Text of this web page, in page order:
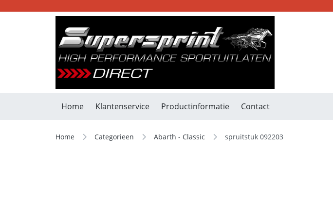
Home Klantenservice Productinformatie Contact
Home Categorieen Abarth - Classic spruitstuk 092203